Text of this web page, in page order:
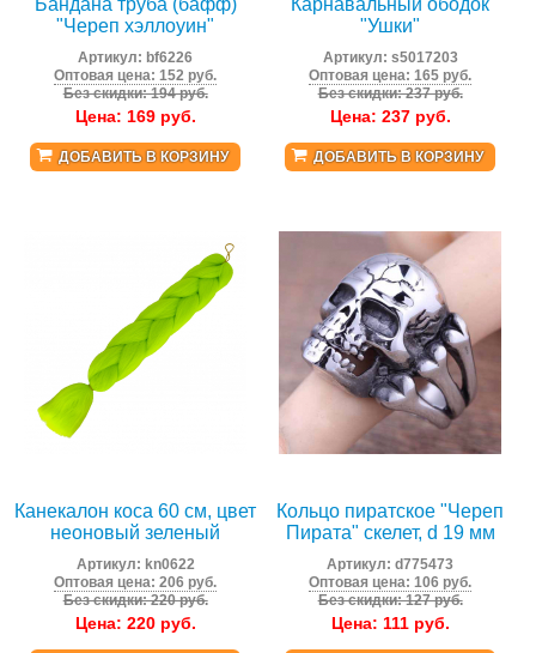
Бандана труба (бафф)
"Череп хэллоуин"
Артикул: bf6226
Оптовая цена: 152 руб.
Без скидки: 194 руб.
Цена: 169руб.
ДОБАВИТЬ В КОРЗИНУ
Карнавальный ободок
"Ушки"
Артикул: s5017203
Оптовая цена: 165 руб.
Без скидки: 237 руб.
Цена: 237руб.
ДОБАВИТЬ В КОРЗИНУ
Канекалон коса 60 см, цвет
неоновый зеленый
Артикул: kn0622
Оптовая цена: 206 руб.
Без скидки: 220 руб.
Цена: 220руб.
Кольцо пиратское "Череп
Пирата" скелет, d 19 мм
Артикул:d775473
Оптовая цена: 106 руб.
Без скидки: 127 руб.
Цена: 111руб.